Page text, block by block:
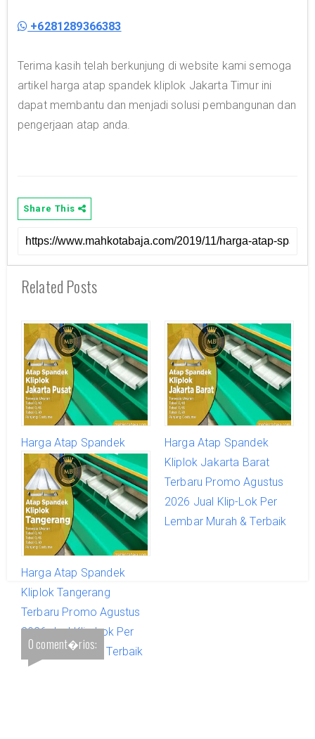
+6281289366383
Terima kasih telah berkunjung di website kami semoga
artikel harga atap spandek kliplok Jakarta Timur ini
dapat membantu dan menjadi solusi pembangunan dan
pengerjaan atap anda.
Share This
Related Posts
Harga Atap Spandek
Kliplok Jakarta Pusat
Terbaru Promo Agustus
2026 Jual Klip-Lok Per
Lembar Murah & Terbaik
Harga Atap Spandek
Kliplok Jakarta Barat
Terbaru Promo Agustus
2026 Jual Klip-Lok Per
Lembar Murah & Terbaik
Harga Atap Spandek
Kliplok Tangerang
Terbaru Promo Agustus
2026 Jual Klip-Lok Per
Lembar Murah & Terbaik
0 coment�rios: